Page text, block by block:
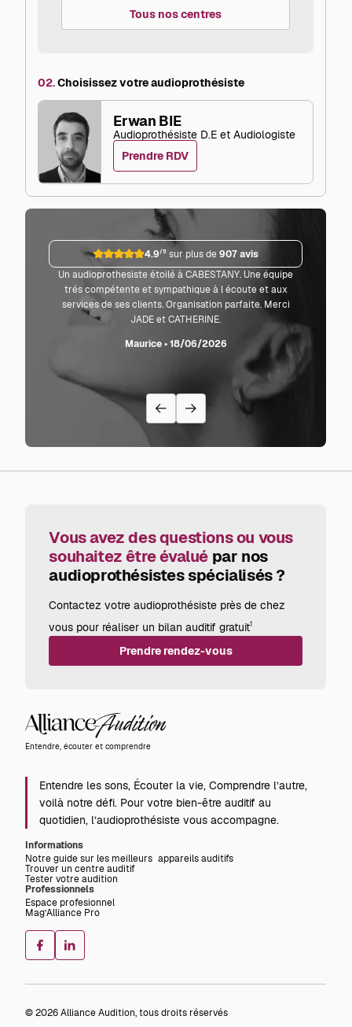
Tous nos centres
02.Choisissez votre audioprothésiste
Erwan BIE
Audioprothésiste D.E et Audiologiste
Prendre RDV
4.9/5sur plus de907 avis
Un audioprothesiste étoilé à CABESTANY. Une équipe
trés compétente et sympathique à l écoute et aux
services de ses clients. Organisation parfaite. Merci
JADE et CATHERINE.
Maurice • 18/06/2026
Vous avez des questions ou vous
souhaitez être évalué par nos
audioprothésistes spécialisés ?
Contactez votre audioprothésiste près de chez
vous pour réaliser un bilan auditif gratuit1
Prendre rendez-vous
Audition
Entendre, écouter et comprendre
Entendre les sons, Écouter la vie, Comprendre l’autre,
voilà notre défi. Pour votre bien-être auditif au
quotidien, l’audioprothésiste vous accompagne.
Informations
Notre guide sur les meilleurs appareils auditifs
Trouver un centre auditif
Tester votre audition
Professionnels
Espace profesionnel
Mag’Alliance Pro
© 2026 Alliance Audition, tous droits réservés